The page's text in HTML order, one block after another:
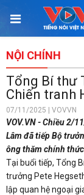
NỘI CHÍNH
Tổng Bí thư
Chiến tranh
07/11/2025 | VOVVN
VOV.VN - Chiều 2/
Lâm đã tiếp Bộ
ông thăm chính
Tại buổi tiếp, Tổng
trưởng Pete
lập quan hệ ngoại